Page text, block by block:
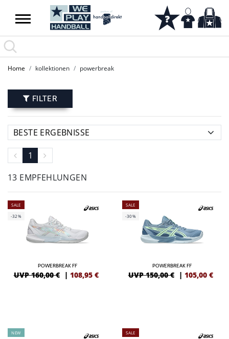
Home kollektionen powerbreak
FILTER
1
13 EMPFEHLUNGEN
SALE
-32%
POWERBREAK FF
UVP 160,00 € | 108,95 €
SALE
-30%
POWERBREAK FF
UVP 150,00 € | 105,00 €
NEW
SALE